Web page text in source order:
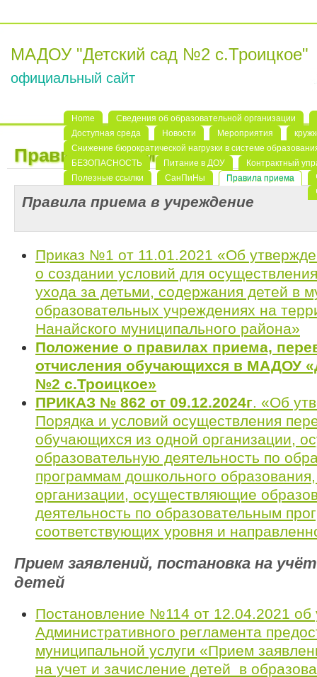
МАДОУ "Детский сад №2 с.Троицкое"
официальный сайт
Home
Сведения об образовательной организации
Доступная среда
Новости Мероприятия
Снижение бюрократической нагрузки в системе
БЕЗОПАСНОСТЬ
Питание в ДОУ
Контрактный
Полезные ссылки
СанПиНы Правила приема
Правила приема
Правила приема в учреждение
Приказ №1 от 11.01.2021 «Об
о создании условий для
ухода за детьми, содержания детей в
образовательных учреждениях на
Нанайского муниципального района»
Положение о правилах приема,
отчисления обучающихся в МАДОУ
№2 с.Троицкое»
ПРИКАЗ № 862 от 09.12.2024г. «Об
Порядка и условий осуществления
обучающихся из одной организации,
образовательную деятельность по
программам дошкольного
организации, осуществляющие
деятельность по образовательным
соответствующих уровня и
Прием заявлений, постановка на учёт
детей
Постановление №114 от 12.04.2021 об
Административного регламента
муниципальной услуги «Прием
на учет и зачисление детей в